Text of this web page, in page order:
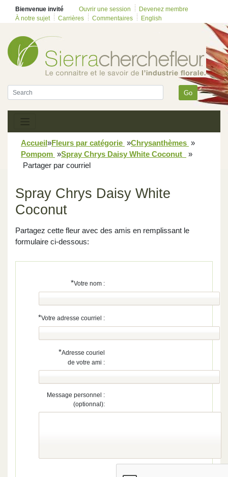
Bienvenue invité Ouvrir une session
Devenez membre
À notre sujet
Carrières Commentaires English
Go
Accueil»Fleurs par catégorie »Chrysanthèmes »
Pompom »Spray Chrys Daisy White Coconut
»
Partager par courriel
Spray Chrys Daisy White
Coconut
Partagez cette fleur avec des amis en remplissant le
formulaire ci-dessous:
*Votre nom :
*Votre adresse courriel :
*Adresse couriel
de votre ami :
Message personnel :
(optionnal):